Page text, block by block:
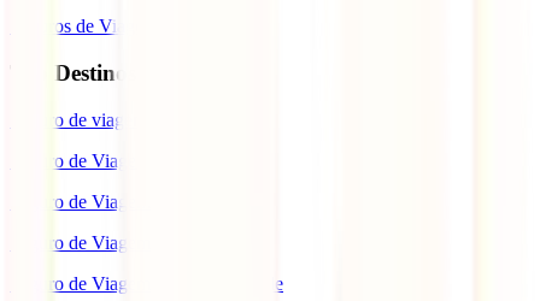
Seguros de Viagem
Top Destinos
Seguro de viagem para o Japão
Seguro de Viagem para os EUA
Seguro de Viagem para o Brasil
Seguro de Viagem para Tailândia
Seguro de Viagem para Cabo Verde